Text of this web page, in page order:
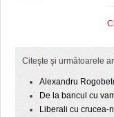
Citeşte şi următoarele
Alexandru
De la bancul cu
Liberali cu crucea-